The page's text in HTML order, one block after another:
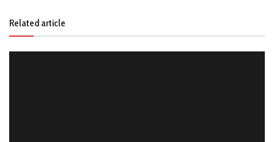
Related article